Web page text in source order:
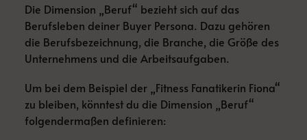
Die Dimension „Beruf“ bezieht sich auf das
Berufsleben deiner Buyer Persona. Dazu gehören
die Berufsbezeichnung, die Branche, die Größe des
Unternehmens und die Arbeitsaufgaben.
Um bei dem Beispiel der „Fitness Fanatikerin Fiona“
zu bleiben, könntest du die Dimension „Beruf“
folgendermaßen definieren: